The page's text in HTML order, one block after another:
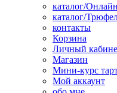
каталог/
каталог/
контакты
Корзина
Личный
Магазин
Мини-курс
Мой аккаунт